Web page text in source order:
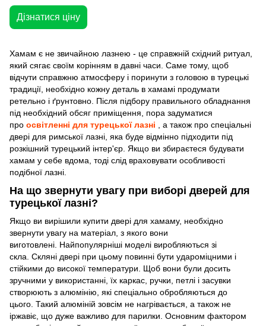
Дізнатися ціну
Хамам є не звичайною лазнею - це справжній східний ритуал,
який сягає своїм корінням в давні часи. Саме тому, щоб
відчути справжню атмосферу і поринути з головою в турецькі
традиції, необхідно кожну деталь в хамамі продумати
ретельно і ґрунтовно. Після підбору правильного обладнання
під необхідний обсяг приміщення, пора задуматися
про освітленні для турецької лазні , а також про спеціальні
двері для римської лазні, яка буде відмінно підходити під
розкішний турецький інтер'єр. Якщо ви збираєтеся будувати
хамам у себе вдома, тоді слід враховувати особливості
подібної лазні.
На що звернути увагу при виборі дверей для
турецької лазні?
Якщо ви вирішили купити двері для хамаму, необхідно
звернути увагу на матеріал, з якого вони
виготовлені. Найпопулярніші моделі виробляються зі
скла. Скляні двері при цьому повинні бути удароміцними і
стійкими до високої температури. Щоб вони були досить
зручними у використанні, їх каркас, ручки, петлі і засувки
створюють з алюмінію, які спеціально обробляються до
цього. Такий алюміній зовсім не нагрівається, а також не
іржавіє, що дуже важливо для парилки. Основним фактором